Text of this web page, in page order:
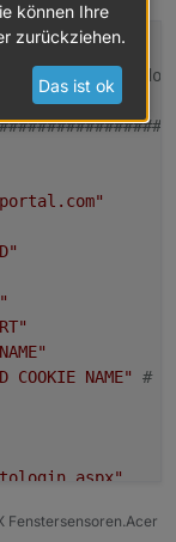
and-tricks dot
COOKIE NAME" #
text/
Fenstersensoren.Acer
können Ihre
zurückziehen.
Das ist ok